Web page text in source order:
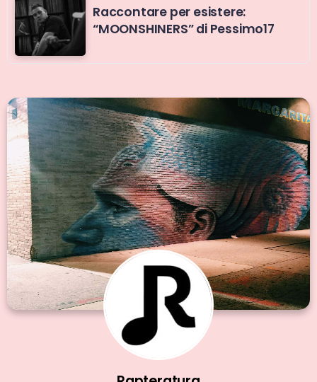
Raccontare per esistere:
“MOONSHINERS” di Pessimo17